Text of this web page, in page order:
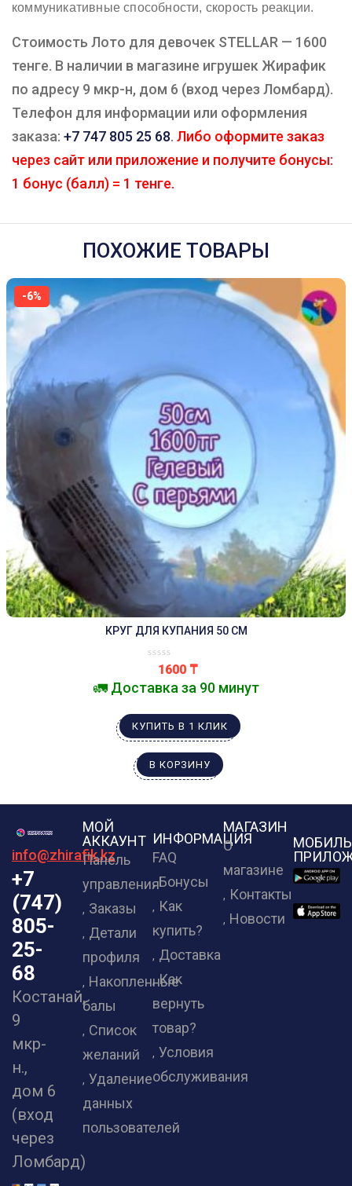
коммуникативные способности, скорость реакции.
Стоимость Лото для девочек STELLAR — 1600
тенге. В наличии в магазине игрушек Жирафик
по адресу 9 мкр-н, дом 6 (вход через Ломбард).
Телефон для информации или оформления
заказа: +7 747 805 25 68. Либо оформите заказ
через сайт или приложение и получите бонусы:
1 бонус (балл) = 1 тенге.
ПОХОЖИЕ ТОВАРЫ
-6%
КРУГ ДЛЯ КУПАНИЯ 50 СМ
1600 ₸
🚛 Доставка за 90 минут
КУПИТЬ В 1 КЛИК
В КОРЗИНУ
info@zhirafik.kz
+7
(747)
805-
25-
68
Костанай,
9
мкр-
н.,
дом 6
(вход
через
Ломбард)
МОЙ
АККАУНТ
Панель
управления
Заказы
Детали
профиля
Накопленные
балы
Список
желаний
Удаление
данных
пользователей
ИНФОРМАЦИЯ
FAQ
Бонусы
Как
купить?
Доставка
Как
вернуть
товар?
Условия
обслуживания
МАГАЗИН
О
магазине
Контакты
Новости